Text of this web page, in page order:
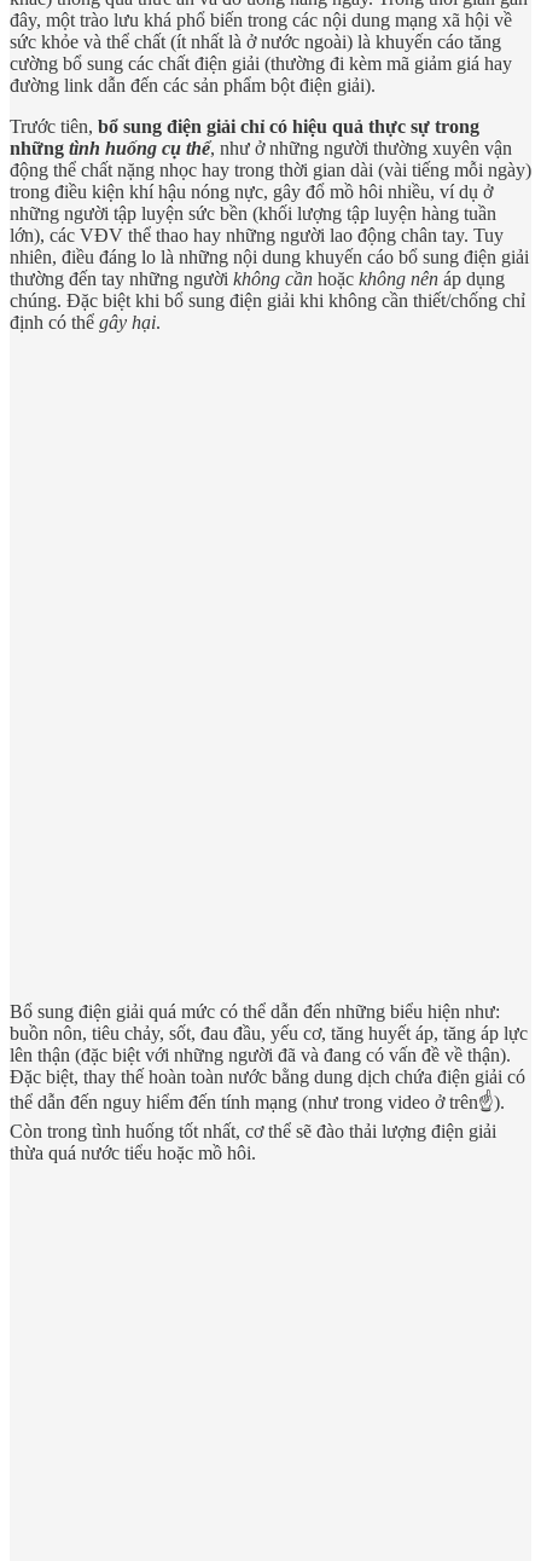
đây, một trào lưu khá phổ biến trong các nội dung mạng xã hội về
sức khỏe và thể chất (ít nhất là ở nước ngoài) là khuyến cáo tăng
cường bổ sung các chất điện giải (thường đi kèm mã giảm giá hay
đường link dẫn đến các sản phẩm bột điện giải).
Trước tiên, bổ sung điện giải chỉ có hiệu quả thực sự trong
những tình huống cụ thể, như ở những người thường xuyên vận
động thể chất nặng nhọc hay trong thời gian dài (vài tiếng mỗi ngày)
trong điều kiện khí hậu nóng nực, gây đổ mồ hôi nhiều, ví dụ ở
những người tập luyện sức bền (khối lượng tập luyện hàng tuần
lớn), các VĐV thể thao hay những người lao động chân tay. Tuy
nhiên, điều đáng lo là những nội dung khuyến cáo bổ sung điện giải
thường đến tay những người không cần hoặc không nên áp dụng
chúng. Đặc biệt khi bổ sung điện giải khi không cần thiết/chống chỉ
định có thể gây hại.
Bổ sung điện giải quá mức có thể dẫn đến những biểu hiện như:
buồn nôn, tiêu chảy, sốt, đau đầu, yếu cơ, tăng huyết áp, tăng áp lực
lên thận (đặc biệt với những người đã và đang có vấn đề về thận).
Đặc biệt, thay thế hoàn toàn nước bằng dung dịch chứa điện giải có
thể dẫn đến nguy hiểm đến tính mạng (như trong video ở trên☝️).
Còn trong tình huống tốt nhất, cơ thể sẽ đào thải lượng điện giải
thừa quá nước tiểu hoặc mồ hôi.